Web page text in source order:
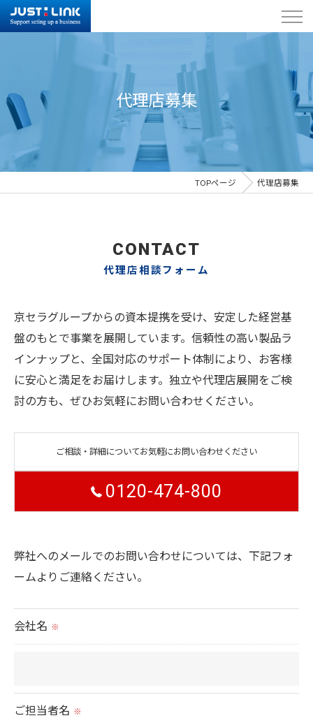
代理店募集
TOPページ 代理店募集
代理店相談フォーム
CONTACT
京セラグループからの資本提携を受け、安定した経営基
盤のもとで事業を展開しています。信頼性の高い製品ラ
インナップと、全国対応のサポート体制により、お客様
に安心と満足をお届けします。独立や代理店展開をご検
討の方も、ぜひお気軽にお問い合わせください。
ご相談・詳細についてお気軽にお問い合わせください
0120-474-800
弊社へのメールでのお問い合わせについては、下記フォ
ームよりご連絡ください。
会社名 ※
ご担当者名 ※